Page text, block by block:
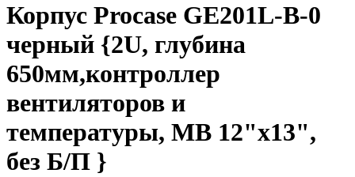
Корпус Procase GE201L-B-0
черный {2U, глубина
650мм,контроллер
вентиляторов и
температуры, MB 12"x13",
без Б/П }